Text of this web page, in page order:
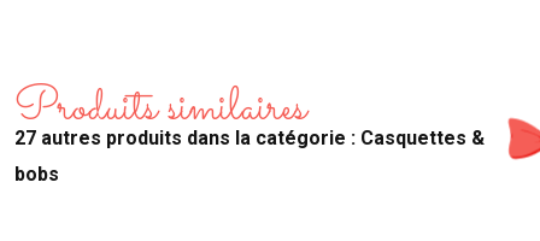
Produits similaires
27 autres produits dans la catégorie : Casquettes &
bobs